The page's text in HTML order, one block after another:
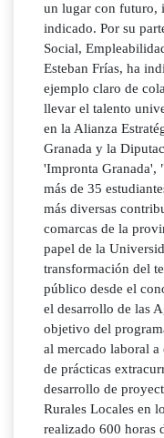
un lugar con futuro,
indicado. Por su
Social,
Esteban Frías, ha
ejemplo claro de
llevar el talento
en la Alianza
Granada y la
'Impronta Granada',
más de 35
más diversas
comarcas de la
papel de la
transformación del
público desde el
el desarrollo de las
objetivo del
al mercado laboral a
de prácticas
desarrollo de
Rurales Locales en
realizado 600 horas